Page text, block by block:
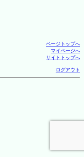
ページトップへ
マイページへ
サイトトップへ
ログアウト